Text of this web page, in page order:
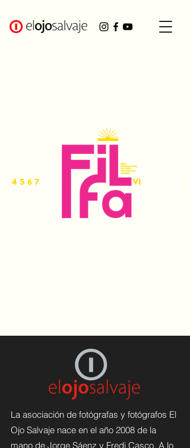
La asociación de fotógrafas y fotógrafos El
Ojo Salvaje nace en el año 2008 de la
mano de Jorge Sáenz y Fredi Casco. A lo